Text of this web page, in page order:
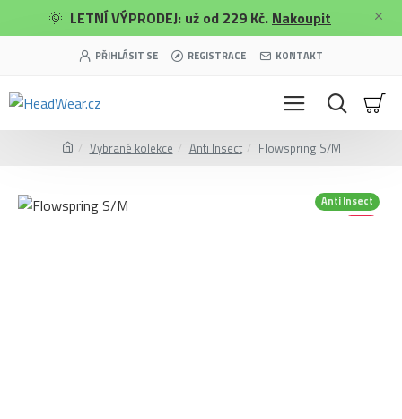
🌞 LETNÍ VÝPRODEJ: už od 229 Kč. Nakoupit
PŘIHLÁSIT SE REGISTRACE KONTAKT
Vybrané kolekce Anti Insect Flowspring S/M
Anti Insect